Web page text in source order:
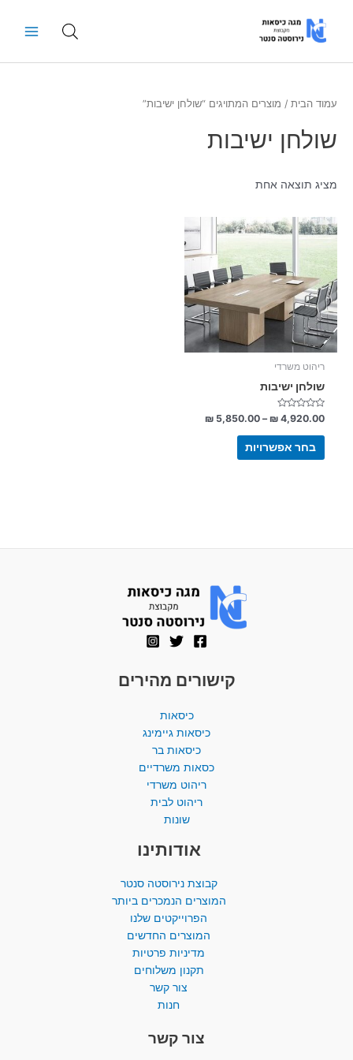
Menu
עמוד הבית / מוצרים המתויגים “שולחן ישיבות”
שולחן ישיבות
מציג תוצאה אחת
ריהוט משרדי
שולחן ישיבות
דורג
0
מתוך
₪4,920.00
–
₪5,850.00
מחירים:
עד
⁦₪ 5,850.00⁩
בחר אפשרויות
למוצר
יש
מספר
סוגים.
ניתן
לבחור
את
קישורים מהירים
כיסאות
כיסאות גיימינג
כיסאות בר
כסאות משרדיים
ריהוט משרדי
ריהוט לבית
שונות
אודותינו
קבוצת נירוסטה סנטר
המוצרים הנמכרים ביותר​
הפרוייקטים שלנו
המוצרים החדשים
מדיניות פרטיות
תקנון משלוחים
צור קשר
חנות
צור קשר